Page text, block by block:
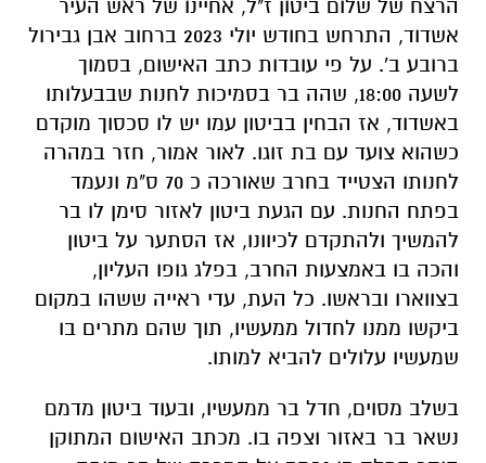
הרצח של שלום ביטון ז"ל, אחיינו של ראש העיר
אשדוד, התרחש בחודש יולי 2023 ברחוב אבן גבירול
ברובע ב'. על פי עובדות כתב האישום, בסמוך
לשעה 18:00, שהה בר בסמיכות לחנות שבבעלותו
באשדוד, אז הבחין בביטון עמו יש לו סכסוך מוקדם
כשהוא צועד עם בת זוגו. לאור אמור, חזר במהרה
לחנותו הצטייד בחרב שאורכה כ 70 ס"מ ונעמד
בפתח החנות. עם הגעת ביטון לאזור סימן לו בר
להמשיך ולהתקדם לכיוונו, אז הסתער על ביטון
והכה בו באמצעות החרב, בפלג גופו העליון,
בצווארו ובראשו. כל העת, עדי ראייה ששהו במקום
ביקשו ממנו לחדול ממעשיו, תוך שהם מתרים בו
שמעשיו עלולים להביא למותו.
בשלב מסוים, חדל בר ממעשיו, ובעוד ביטון מדמם
נשאר בר באזור וצפה בו. מכתב האישום המתוקן